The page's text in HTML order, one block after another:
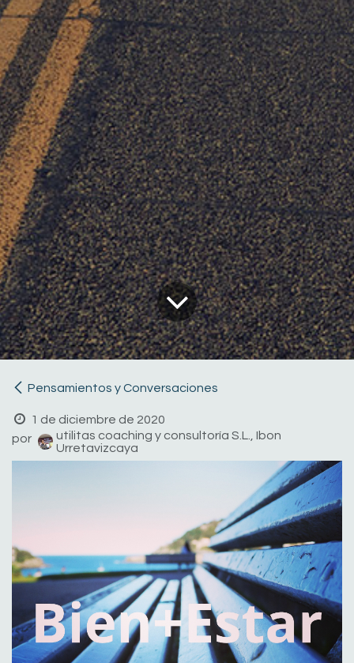
Pensamientos y Conversaciones
1 de diciembre de 2020
por
utilitas coaching y consultoría S.L., Ibon
Urretavizcaya